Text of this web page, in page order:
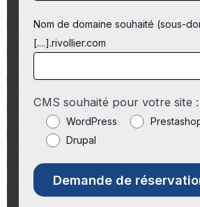
Nom de domaine souhaité (sous-
[....].rivollier.com
CMS souhaité pour votre site :
WordPress
Drupal